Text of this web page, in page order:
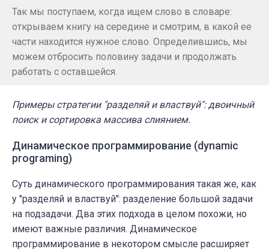
Так мы поступаем, когда ищем слово в словаре:
открываем книгу на середине и смотрим, в какой ее
части находится нужное слово. Определившись, мы
можем отбросить половину задачи и продолжать
работать с оставшейся.
Примеры стратегии "разделяй и властвуй": двоичный
поиск и сортировка массива слиянием.
Динамическое программирование (dynamic
programing)
Суть динамического программирования такая же, как
у "разделяй и властвуй": разделение большой задачи
на подзадачи. Два этих подхода в целом похожи, но
имеют важные различия. Динамическое
программирование в некотором смысле расширяет